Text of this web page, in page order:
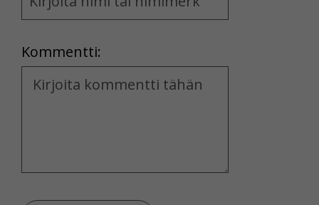
and
Kommentti:
Kommentti